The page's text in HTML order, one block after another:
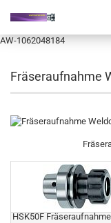
AW-1062048184
Fräseraufnahme
HSK50F